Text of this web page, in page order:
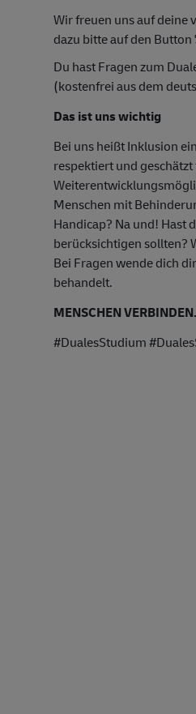
Wir freuen uns auf deine
dazu bitte auf den Button
Du hast Fragen zum
(kostenfrei aus dem
Das ist uns wichtig
Bei uns heißt Inklusion
respektiert und
Menschen mit
Handicap? Na und! Hast
berücksichtigen sollten?
Bei Fragen wende dich
behandelt.
MENSCHEN
#DualesStudium